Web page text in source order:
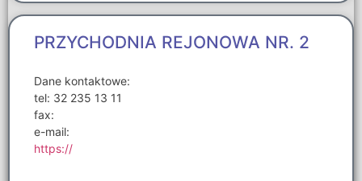
PRZYCHODNIA REJONOWA NR. 2
Dane kontaktowe:
tel: 32 235 13 11
fax:
e-mail:
https://